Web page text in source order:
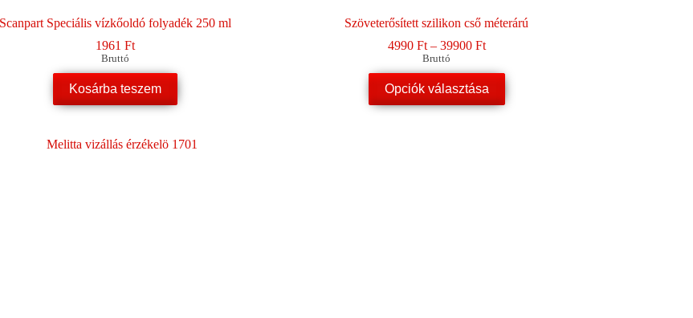
Scanpart Speciális vízkőoldó folyadék 250 ml
1961Ft
Bruttó
Kosárba teszem
Szöveterősített szilikon cső méterárú
4990 Ft – 39900 FtÁrtartomány:
-
39900 Ft
Bruttó
Opciók választása
Ennek
a
terméknek